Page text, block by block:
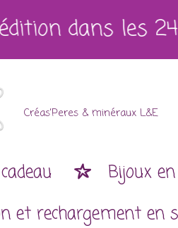
dans les
Créas'Peres & minéraux L&E
Bijoux
et rechargement en